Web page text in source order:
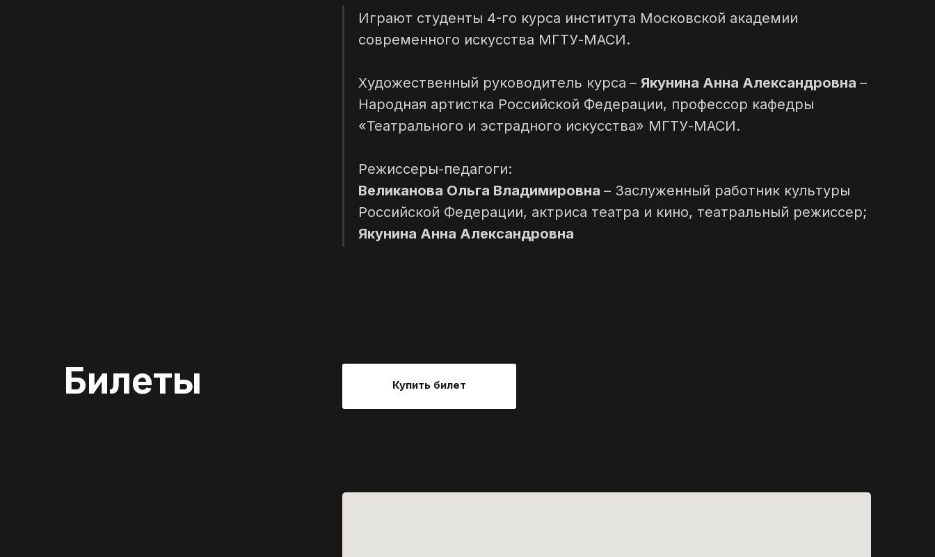
Играют студенты 4-го курса института Московской академии
современного искусства МГТУ-МАСИ.
Художественный руководитель курса – Якунина Анна Александровна –
Народная артистка Российской Федерации, профессор кафедры
«Театрального и эстрадного искусства» МГТУ-МАСИ.
Режиссеры-педагоги:
Великанова Ольга Владимировна – Заслуженный работник культуры
Российской Федерации, актриса театра и кино, театральный режиссер;
Якунина Анна Александровна
Билеты Купить билет